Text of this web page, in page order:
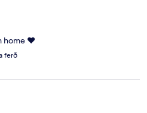
home ❤️
ferð